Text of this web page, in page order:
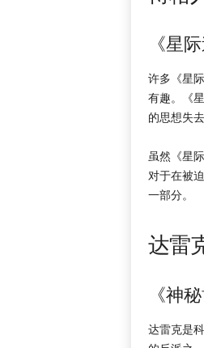
《星
许多《星
有趣。《
的思想失
虽然《星
对于在被
一部分。
达雷
《神
达雷克是